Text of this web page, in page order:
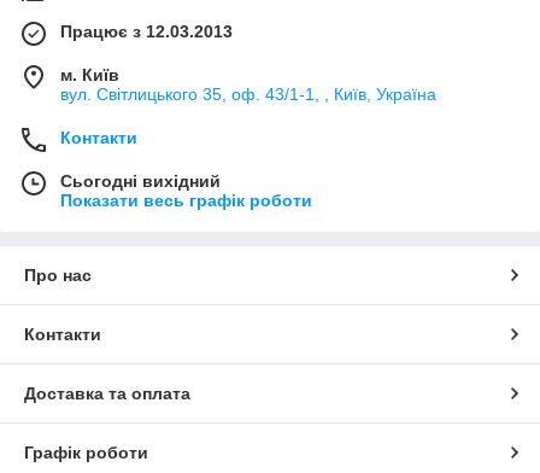
Працює з 12.03.2013
м. Київ
вул. Світлицького 35, оф. 43/1-1, , Київ, Україна
Контакти
Сьогодні вихідний
Показати весь графік роботи
Про нас
Контакти
Доставка та оплата
Графік роботи